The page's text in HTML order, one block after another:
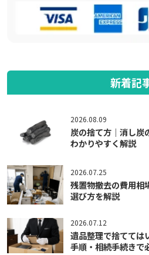
新着記
2026.08.09
炭の捨て方｜消し炭
わかりやすく解説
2026.07.25
残置物撤去の費用相
選び方を解説
2026.07.12
遺品整理で捨てては
手順・相続手続きで